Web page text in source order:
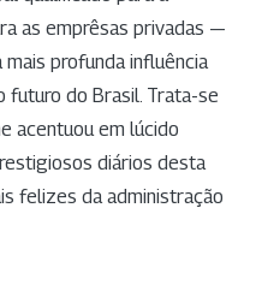
as emprêsas privadas —
profunda influência
do Brasil. Trata-se
acentuou em lúcido
diários desta
felizes da administração